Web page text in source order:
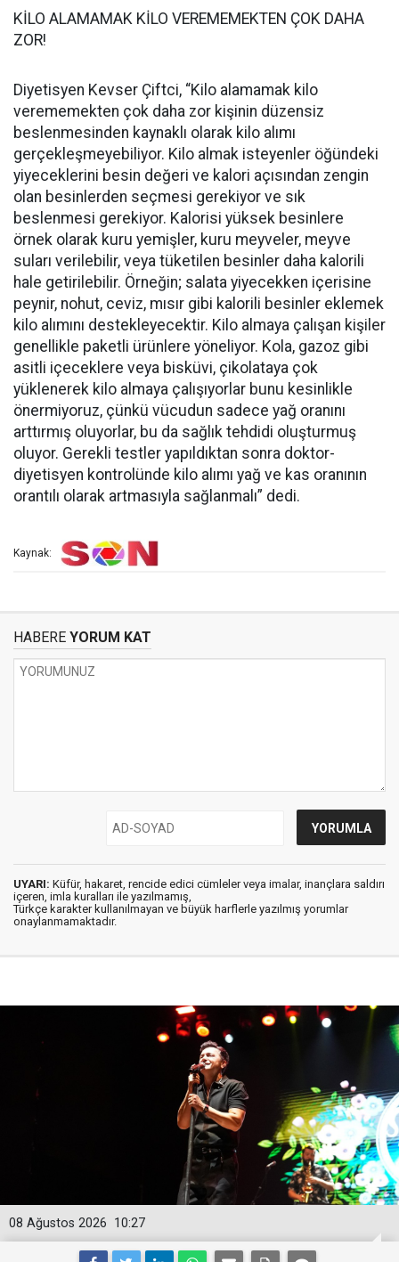
KİLO ALAMAMAK KİLO VEREMEMEKTEN ÇOK DAHA
ZOR!
Diyetisyen Kevser Çiftci, “Kilo alamamak kilo
verememekten çok daha zor kişinin düzensiz
beslenmesinden kaynaklı olarak kilo alımı
gerçekleşmeyebiliyor. Kilo almak isteyenler öğündeki
yiyeceklerini besin değeri ve kalori açısından zengin
olan besinlerden seçmesi gerekiyor ve sık
beslenmesi gerekiyor. Kalorisi yüksek besinlere
örnek olarak kuru yemişler, kuru meyveler, meyve
suları verilebilir, veya tüketilen besinler daha kalorili
hale getirilebilir. Örneğin; salata yiyecekken içerisine
peynir, nohut, ceviz, mısır gibi kalorili besinler eklemek
kilo alımını destekleyecektir. Kilo almaya çalışan kişiler
genellikle paketli ürünlere yöneliyor. Kola, gazoz gibi
asitli içeceklere veya bisküvi, çikolataya çok
yüklenerek kilo almaya çalışıyorlar bunu kesinlikle
önermiyoruz, çünkü vücudun sadece yağ oranını
arttırmış oluyorlar, bu da sağlık tehdidi oluşturmuş
oluyor. Gerekli testler yapıldıktan sonra doktor-
diyetisyen kontrolünde kilo alımı yağ ve kas oranının
orantılı olarak artmasıyla sağlanmalı” dedi.
Kaynak:
HABERE YORUM KAT
UYARI: Küfür, hakaret, rencide edici cümleler veya imalar, inançlara saldırı
içeren, imla kuralları ile yazılmamış,
Türkçe karakter kullanılmayan ve büyük harflerle yazılmış yorumlar
onaylanmamaktadır.
10:27
08 Ağustos 2026